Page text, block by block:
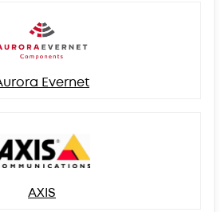
Evernet
AXIS